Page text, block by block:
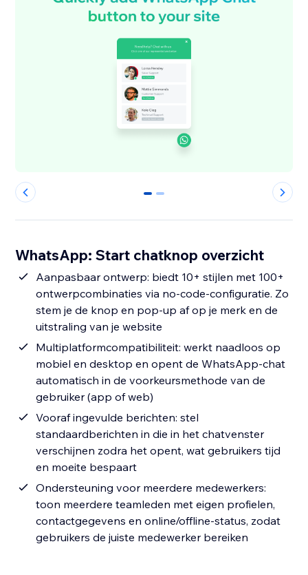
0 1
WhatsApp: Start chatknop overzicht
Aanpasbaar ontwerp: biedt 10+ stijlen met 100+
ontwerpcombinaties via no-code-configuratie. Zo
stem je de knop en pop-up af op je merk en de
uitstraling van je website
Multiplatformcompatibiliteit: werkt naadloos op
mobiel en desktop en opent de WhatsApp-chat
automatisch in de voorkeursmethode van de
gebruiker (app of web)
Vooraf ingevulde berichten: stel
standaardberichten in die in het chatvenster
verschijnen zodra het opent, wat gebruikers tijd
en moeite bespaart
Ondersteuning voor meerdere medewerkers:
toon meerdere teamleden met eigen profielen,
contactgegevens en online/offline-status, zodat
gebruikers de juiste medewerker bereiken